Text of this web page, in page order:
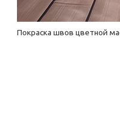
Покраска швов цветной